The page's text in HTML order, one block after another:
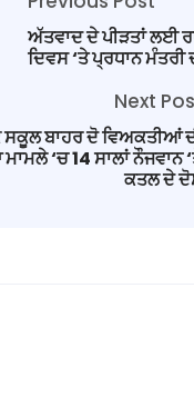
ਅੱਤਵਾਦ ਦੇ ਪੀੜਤਾਂ ਲਈ
ਦਿਵਸ ‘ਤੇ ਪ੍ਰਧਾਨ ਮੰਤਰੀ
Next
ਬਾਹਰ ਦੋ ਵਿਅਕਤੀਆਂ
‘ਚ 14 ਸਾਲਾਂ ਨੌਜਵਾਨ
ਕਤਲ ਦੇ